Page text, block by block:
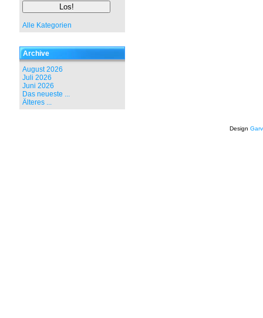
Alle Kategorien
Archive
August 2026
Juli 2026
Juni 2026
Das neueste ...
Älteres ...
Design